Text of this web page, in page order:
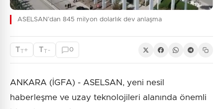
ASELSAN’dan 845 milyon dolarlık dev anlaşma
TT+ TT - 0
ANKARA (İGFA) - ASELSAN, yeni nesil
haberleşme ve uzay teknolojileri alanında önemli